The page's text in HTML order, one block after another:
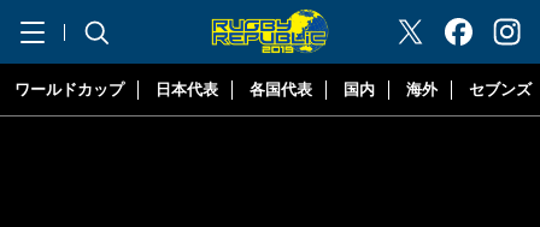
"ラグビーリパブリック"
ワールドカップ 日本代表 各国代表 国内 海外 セブンズ